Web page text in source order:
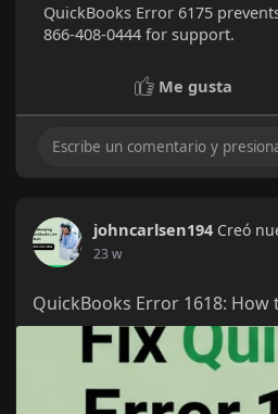
QuickBooks Error 6175
866-408-0444 for support.
Me gusta
johncarlsen194 Creó
23 w
QuickBooks Error 1618: